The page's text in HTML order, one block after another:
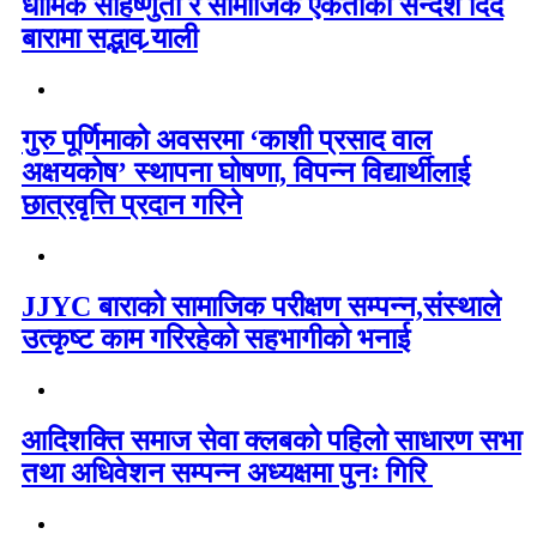
धार्मिक सहिष्णुता र सामाजिक एकताको सन्देश दिँदै
बारामा सद्भाव र्‍याली
गुरु पूर्णिमाको अवसरमा ‘काशी प्रसाद वाल
अक्षयकोष’ स्थापना घोषणा, विपन्न विद्यार्थीलाई
छात्रवृत्ति प्रदान गरिने
JJYC बाराको सामाजिक परीक्षण सम्पन्न,संस्थाले
उत्कृष्ट काम गरिरहेको सहभागीको भनाई
आदिशक्ति समाज सेवा क्लबको पहिलो साधारण सभा
तथा अधिवेशन सम्पन्न अध्यक्षमा पुनः गिरि